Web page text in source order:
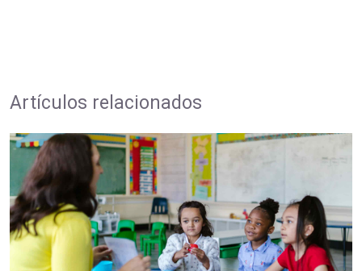
Artículos relacionados